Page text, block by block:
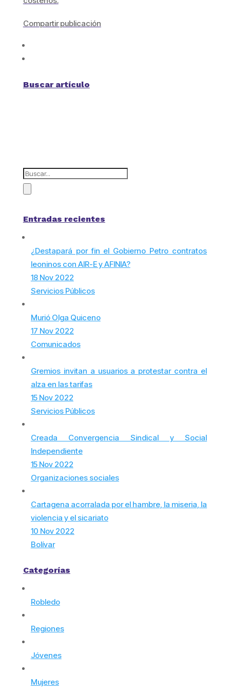
Compartir publicación
Buscar artículo
Entradas recientes
¿Destapará por fin el Gobierno Petro contratos
leoninos con AIR-E y AFINIA?
18 Nov 2022
Servicios Públicos
Murió Olga Quiceno
17 Nov 2022
Comunicados
Gremios invitan a usuarios a protestar contra el
alza en las tarifas
15 Nov 2022
Servicios Públicos
Creada Convergencia Sindical y Social
Independiente
15 Nov 2022
Organizaciones sociales
Cartagena acorralada por el hambre, la miseria, la
violencia y el sicariato
10 Nov 2022
Bolívar
Categorías
Robledo
Regiones
Jóvenes
Mujeres